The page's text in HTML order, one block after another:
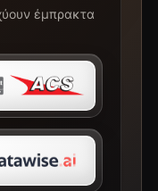
έμπρακτα